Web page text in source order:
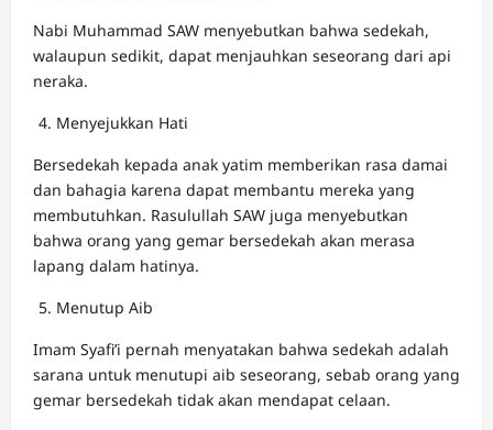
Nabi Muhammad SAW menyebutkan bahwa sedekah,
walaupun sedikit, dapat menjauhkan seseorang dari api
neraka.
Menyejukkan Hati
Bersedekah kepada anak yatim memberikan rasa damai
dan bahagia karena dapat membantu mereka yang
membutuhkan. Rasulullah SAW juga menyebutkan
bahwa orang yang gemar bersedekah akan merasa
lapang dalam hatinya.
Menutup Aib
Imam Syafi’i pernah menyatakan bahwa sedekah adalah
sarana untuk menutupi aib seseorang, sebab orang yang
gemar bersedekah tidak akan mendapat celaan.